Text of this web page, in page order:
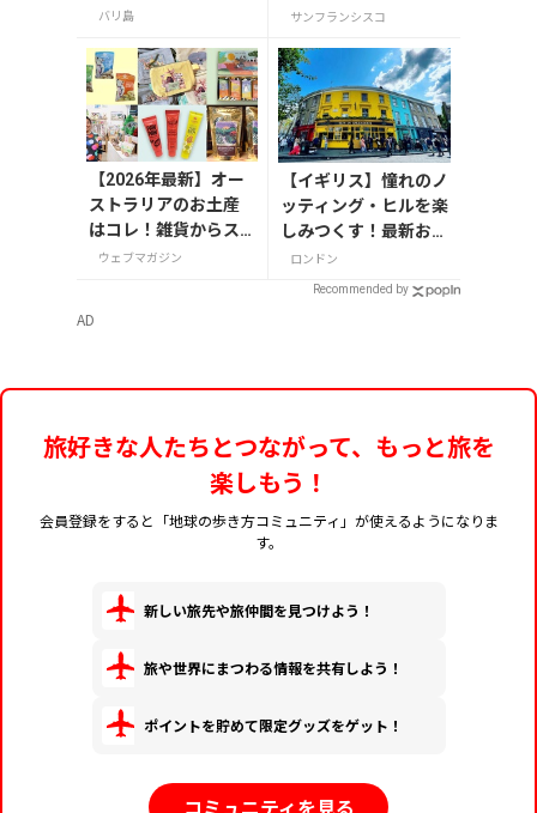
ム/サヌール
バリ島
(2025年)
サンフランシスコ
【2026年最新】オー
ストラリアのお土産
はコレ！雑貨からス
ーパーでも買えるグ
ウェブマガジン
【イギリス】憧れのノ
ッティング・ヒルを楽
しみつくす！最新おす
すめスポット6選
ロンドン
Recommended by
AD
旅好きな人たちとつながって、もっと旅を
楽しもう！
会員登録をすると「地球の歩き方コミュニティ」が使えるようになりま
す。
新しい旅先や旅仲間を見つけよう！
旅や世界にまつわる情報を共有しよう！
ポイントを貯めて限定グッズをゲット！
コミュニティを見る